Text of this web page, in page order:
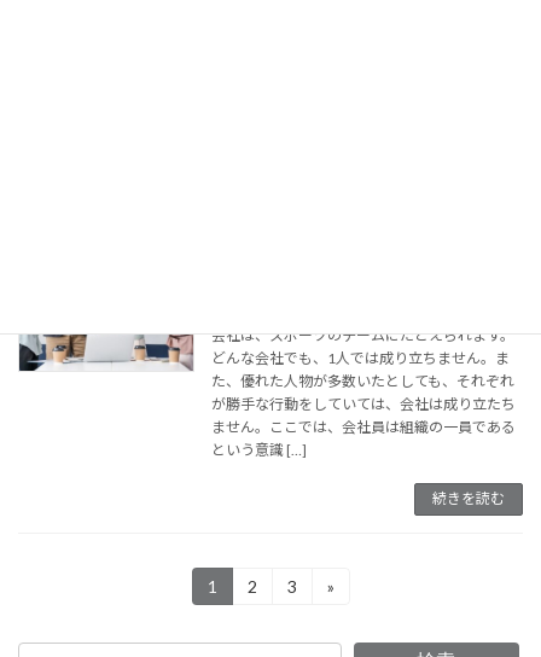
会社は、スポーツのチームにたとえられます。
どんな会社でも、1人では成り立ちません。ま
た、優れた人物が多数いたとしても、それぞれ
が勝手な行動をしていては、会社は成り立たち
ません。ここでは、会社員は組織の一員である
という意識 […]
続きを読む
固
定
1
固
2
固
3 »